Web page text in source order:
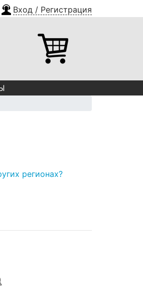
Вход / Регистрация
регионах?